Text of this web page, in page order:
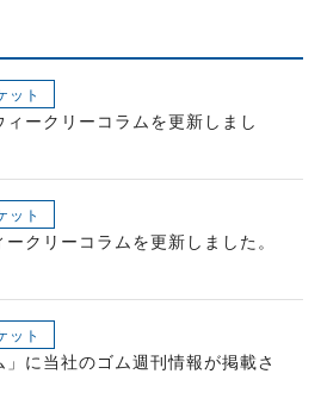
ット
ィークリーコラムを更新しまし
ット
ークリーコラムを更新しました。
ット
」に当社のゴム週刊情報が掲載さ